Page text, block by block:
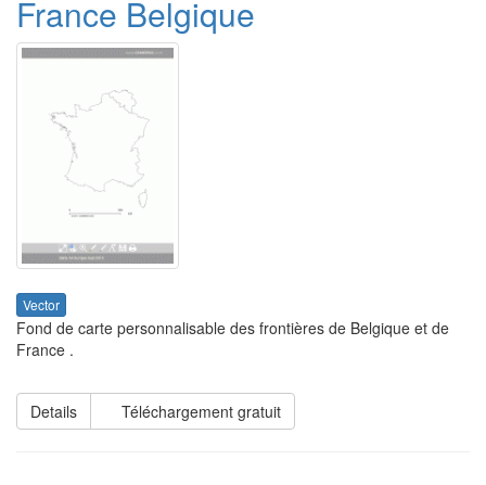
France Belgique
Vector
Fond de carte personnalisable des frontières de Belgique et de
France .
Details Téléchargement gratuit